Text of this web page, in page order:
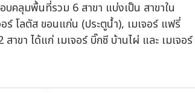
คลุมพื้นที่รวม 6 สาขา แบ่งเป็น สาขาใน
ร์ โลตัส ขอนแก่น (ประตูน้ำ), เมเจอร์ แฟรี่
ขา ได้แก่ เมเจอร์ บิ๊กซี บ้านไผ่ และ เมเจอร์